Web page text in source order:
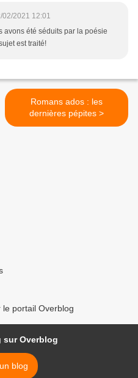
02/2021 12:01
avons été séduits par la poésie
est traité!
Romans ados : les
dernières pépites >
portail Overblog
sur Overblog
blog